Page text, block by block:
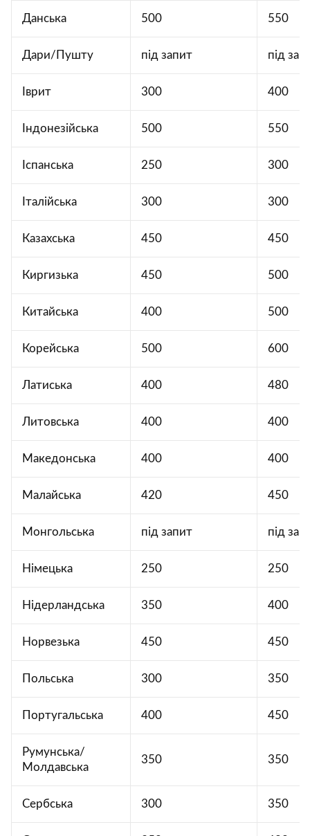
Данська 500 550
Дари/Пушту під запит під
Іврит 300 400
Індонезійська 500 550
Іспанська 250 300
Італійська 300 300
Казахська 450 450
Киргизька 450 500
Китайська 400 500
Корейська 500 600
Латиська 400 480
Литовська 400 400
Македонська 400 400
Малайська 420 450
Монгольська під запит під
Німецька 250 250
Нідерландська 350 400
Норвезька 450 450
Польська 300 350
Португальська 400 450
Румунська/
Молдавська
350 350
Сербська 300 350